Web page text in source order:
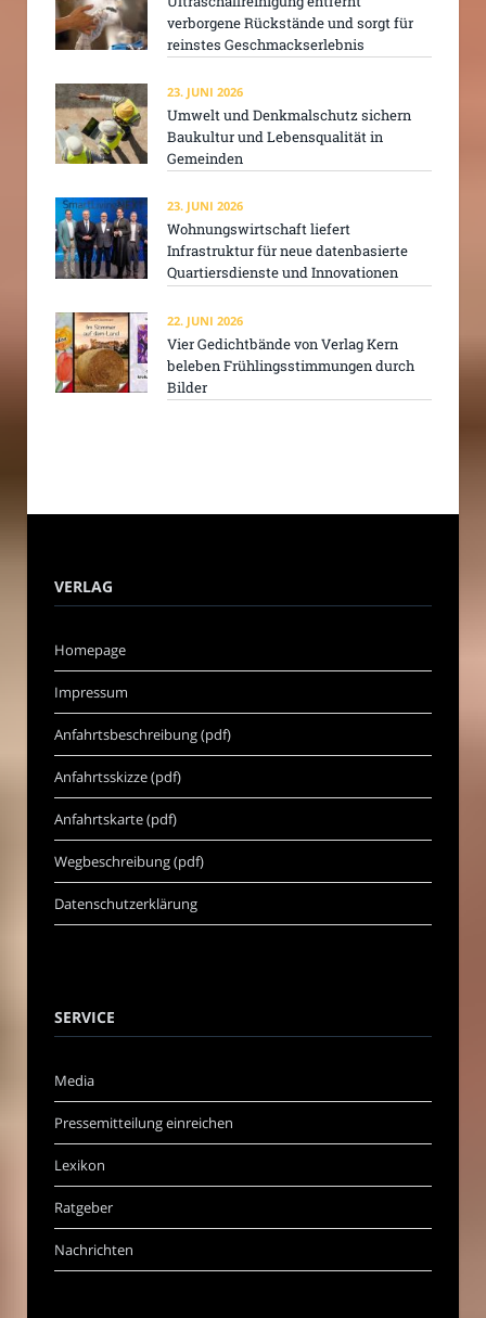
verborgene Rückstände und sorgt für
reinstes Geschmackserlebnis
23. JUNI 2026
Umwelt und Denkmalschutz sichern
Baukultur und Lebensqualität in
Gemeinden
23. JUNI 2026
Wohnungswirtschaft liefert
Infrastruktur für neue datenbasierte
Quartiersdienste und Innovationen
22. JUNI 2026
Vier Gedichtbände von Verlag Kern
beleben Frühlingsstimmungen durch
Bilder
VERLAG
Homepage
Impressum
Anfahrtsbeschreibung (pdf)
Anfahrtsskizze (pdf)
Anfahrtskarte (pdf)
Wegbeschreibung (pdf)
Datenschutzerklärung
SERVICE
Media
Pressemitteilung einreichen
Lexikon
Ratgeber
Nachrichten